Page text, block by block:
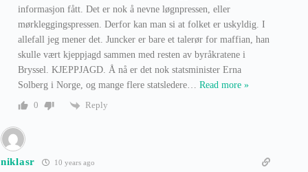
informasjon fått. Det er nok å nevne løgnpressen, eller
mørkleggingspressen. Derfor kan man si at folket er uskyldig. I
allefall jeg mener det. Juncker er bare et talerør for maffian, han
skulle vært kjeppjagd sammen med resten av byråkratene i
Bryssel. KJEPPJAGD. Å nå er det nok statsminister Erna
Solberg i Norge, og mange flere statsledere
Read more »
0
Reply
niklasr 10 years ago